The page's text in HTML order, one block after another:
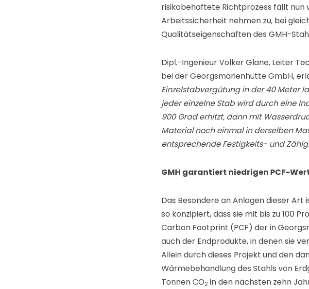
risikobehaftete Richtprozess fällt nun
Arbeitssicherheit nehmen zu, bei
Qualitätseigenschaften des GMH-
Dipl.-Ingenieur Volker Glane, Leiter
bei der Georgsmarienhütte GmbH,
Einzelstabvergütung in der 40 Meter
jeder einzelne Stab wird durch eine
900 Grad erhitzt, dann mit
Material noch einmal in derselben
entsprechende Festigkeits- und
GMH garantiert niedrigen PCF-
Das Besondere an Anlagen dieser Art
so konzipiert, dass sie mit bis zu 100
Carbon Footprint (PCF) der in
auch der Endprodukte, in denen sie
Allein durch dieses Projekt und den
Wärmebehandlung des Stahls von
Tonnen CO2 in den nächsten zehn